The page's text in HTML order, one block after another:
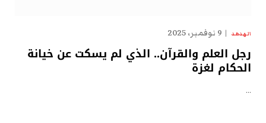
الهدهد 9 نوفمبر، 2025
رجل العلم والقرآن.. الذي لم يسكت عن خيانة
الحكام لغزة
…